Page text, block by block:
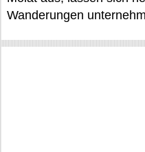
Wanderungen